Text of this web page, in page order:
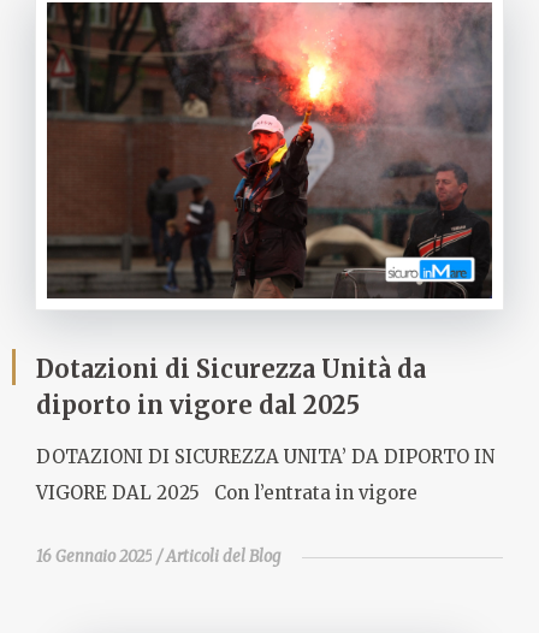
Dotazioni di Sicurezza Unità da
diporto in vigore dal 2025
DOTAZIONI DI SICUREZZA UNITA’ DA DIPORTO IN
VIGORE DAL 2025 Con l’entrata in vigore
16 Gennaio 2025 Articoli del Blog